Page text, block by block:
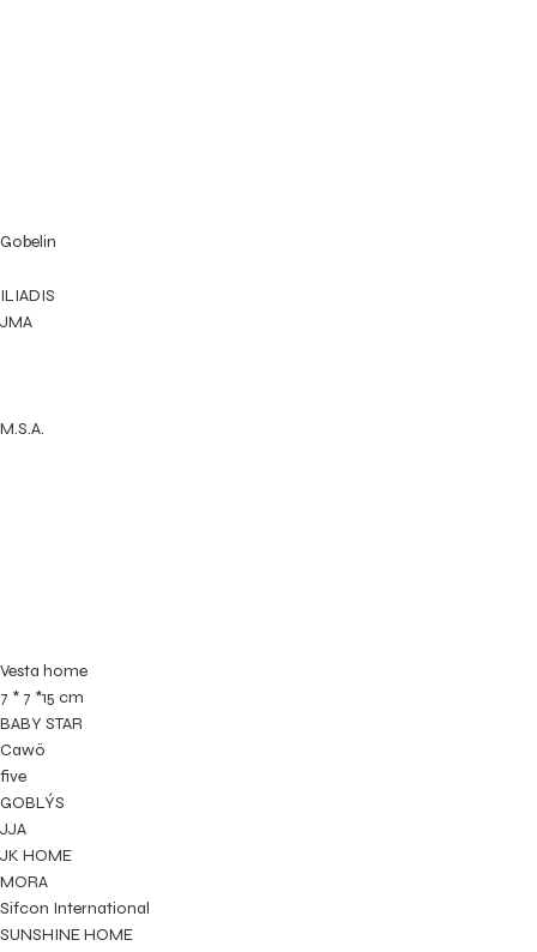
Gobelin
ILIADIS
JMA
M.S.A.
Vesta home
7 * 7 *15 cm
BABY STAR
Cawö
five
GOBLÝS
JJA
JK HOME
MORA
Sifcon International
SUNSHINE HOME